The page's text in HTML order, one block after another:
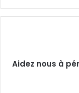
Aidez nous à